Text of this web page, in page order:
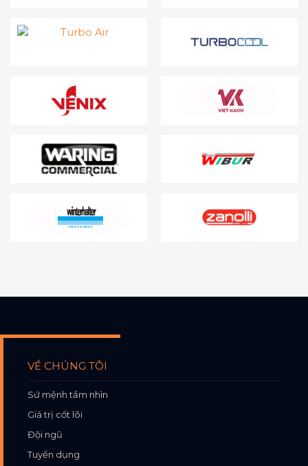
VỀ CHÚNG TÔI
Sứ mệnh tầm nhìn
Giá trị cốt lõi
Đội ngũ
Tuyển dụng